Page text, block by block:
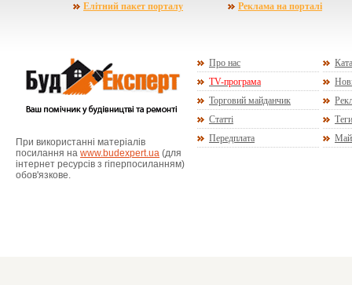
Елітний пакет порталу Реклама на порталі
При використанні матеріалів
посилання на www.budexpert.ua (для
інтернет ресурсів з гіперпосиланням)
обов'язкове.
Про нас
TV-програма
Торговий майданчик
Статті
Теги
Передплата